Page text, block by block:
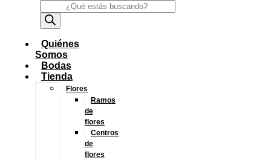
Quiénes
Somos
Bodas
Tienda
Flores
Ramos
de
flores
Centros
de
flores